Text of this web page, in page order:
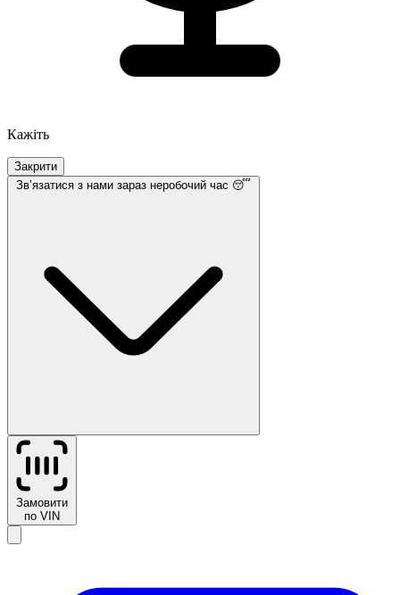
Кажіть
Закрити
Звʼязатися з нами зараз неробочий час 😴
Замовити
по VIN